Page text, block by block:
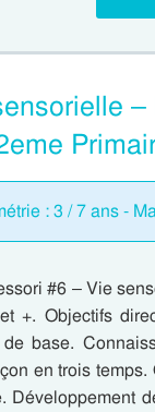
: 3 / 7 ans -
#6 – Vie
+. Objectifs
base.
en trois
Développement